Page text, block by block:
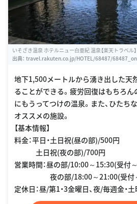
いそざき温泉 ホテルニュー白亜紀 温泉【楽天トラベル】
出典： travel.rakuten.co.jp/HOTEL/68487/
地下1,500メートルから湧き出した天
ることができる。疲労回復はもちろん
にもうってつけの温泉。また、ひたち
オススメの施設。
【基本情報】
料金：平日・土日祝(昼の部)/500円
土日祝(夜の部)/700円
営業時間：昼の部/10:00～15:30(受付
夜の部/18:00～21:00(受付
定休日：昼/第1・3金曜日、夜/毎週金・